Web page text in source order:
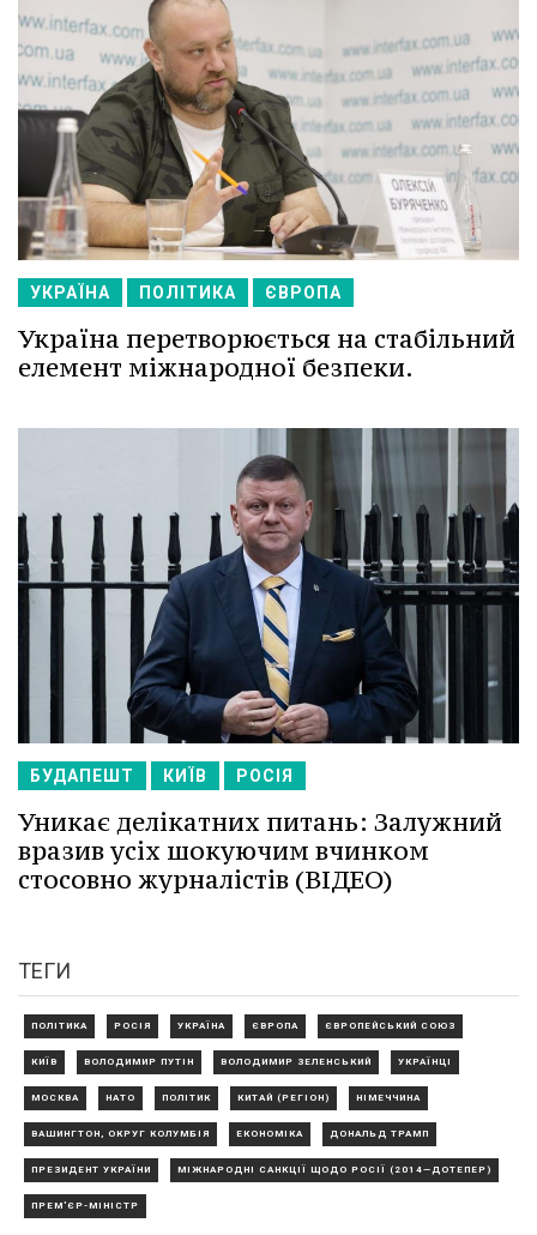
УКРАЇНА ПОЛІТИКА ЄВРОПА
Україна перетворюється на стабільний
елемент міжнародної безпеки.
БУДАПЕШТ КИЇВ РОСІЯ
Уникає делікатних питань: Залужний
вразив усіх шокуючим вчинком
стосовно журналістів (ВІДЕО)
ТЕГИ
ПОЛІТИКА РОСІЯ УКРАЇНА ЄВРОПА ЄВРОПЕЙСЬКИЙ СОЮЗ
КИЇВ ВОЛОДИМИР ПУТІН ВОЛОДИМИР ЗЕЛЕНСЬКИЙ УКРАЇНЦІ
МОСКВА НАТО ПОЛІТИК КИТАЙ (РЕГІОН) НІМЕЧЧИНА
ВАШИНГТОН, ОКРУГ КОЛУМБІЯ ЕКОНОМІКА ДОНАЛЬД ТРАМП
ПРЕЗИДЕНТ УКРАЇНИ МІЖНАРОДНІ САНКЦІЇ ЩОДО РОСІЇ (2014—ДОТЕПЕР)
ПРЕМ'ЄР-МІНІСТР